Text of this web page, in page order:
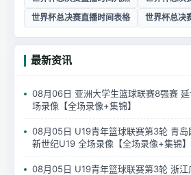
世界杯总决赛直播时间表格
世界杯总决
最新资讯
08月06日 亚洲大学生篮球联赛8强赛
场录像【全场录像+集锦】
08月05日 U19青年篮球联赛第3轮 青岛
新世纪U19 全场录像【全场录像+集锦】
08月05日 U19青年篮球联赛第3轮 浙